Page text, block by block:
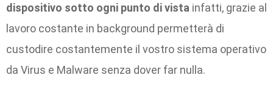
dispositivo sotto ogni punto di vista infatti, grazie al
lavoro costante in background permetterà di
custodire costantemente il vostro sistema operativo
da Virus e Malware senza dover far nulla.